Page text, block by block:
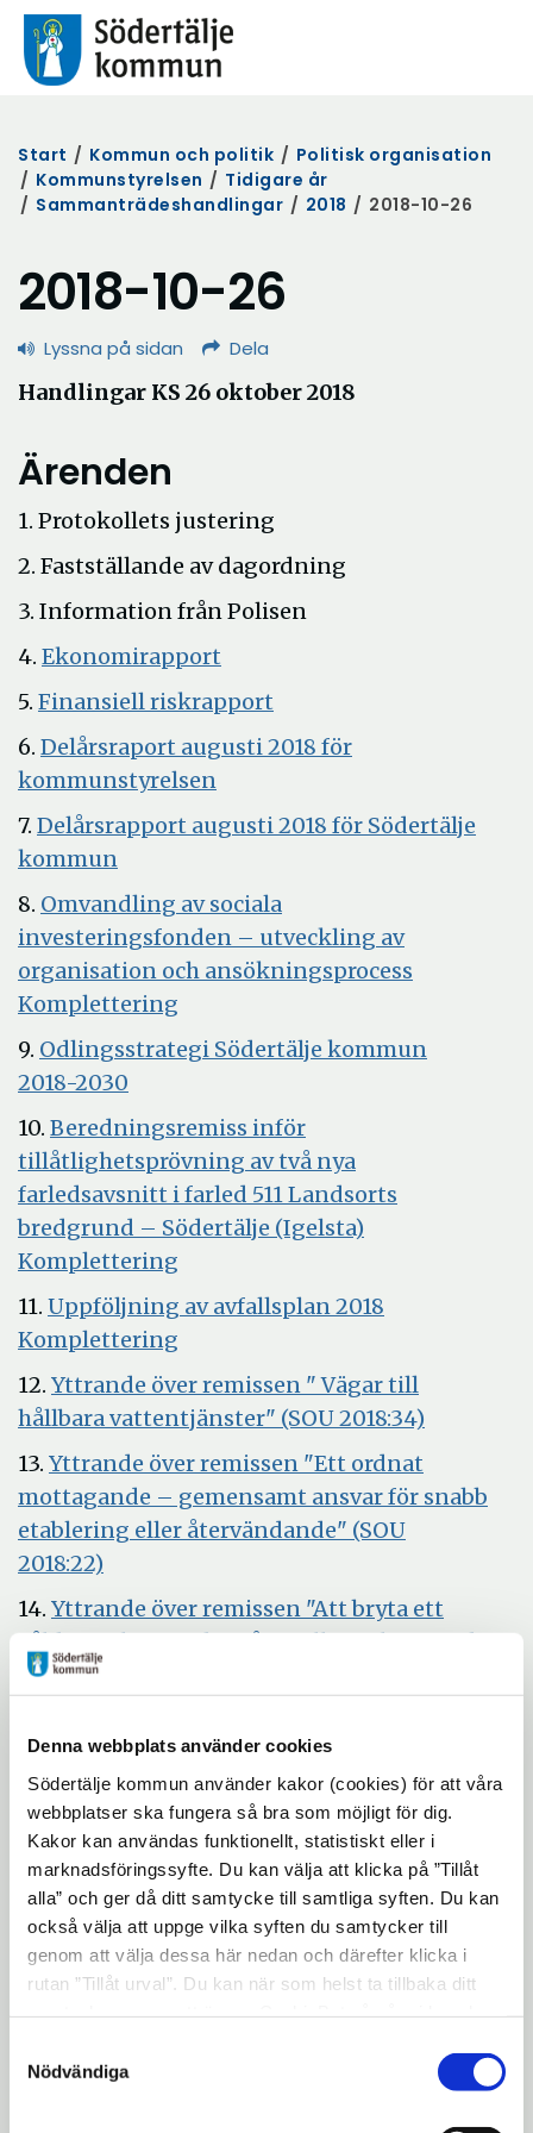
Denna webbplats använder cookies
Södertälje kommun använder kakor (cookies) för att våra
webbplatser ska fungera så bra som möjligt för dig.
Kakor kan användas funktionellt, statistiskt eller i
marknadsföringssyfte. Du kan välja att klicka på ”Tillåt
alla” och ger då ditt samtycke till samtliga syften. Du kan
också välja att uppge vilka syften du samtycker till
genom att välja dessa här nedan och därefter klicka i
rutan ”Tillåt urval”. Du kan när som helst ta tillbaka ditt
"Visa detaljer" kan du läsa om hur kakorna används och
hur vi och våra leverantörer inhämtar och behandlar
Nödvändiga
Start / Kommun och politik / Politisk organisation
/ Kommunstyrelsen / Tidigare år
/ Sammanträdeshandlingar / 2018 / 2018-10-26
2018-10-26
Lyssna på sidan Dela
Handlingar KS 26 oktober 2018
Ärenden
1. Protokollets justering
2. Fastställande av dagordning
3. Information från Polisen
4. Ekonomirapport
nytt
fönster
5. Finansiell riskrapport
i
6. Delårsraport augusti 2018 för
kommunstyrelsen
nytt
7. Delårsrapport augusti 2018 för Södertälje
kommun
nytt
fönster
8. Omvandling av sociala
investeringsfonden – utveckling av
organisation och ansökningsprocess
Komplettering
nytt
9. Odlingsstrategi Södertälje kommun
2018-2030
i
nytt
fönster
10. Beredningsremiss inför
tillåtlighetsprövning av två nya
farledsavsnitt i farled 511 Landsorts
bredgrund – Södertälje (Igelsta)
Komplettering
nytt
11. Uppföljning av avfallsplan 2018
nytt
fönster
Komplettering
nytt
fönster
12. Yttrande över remissen " Vägar till
hållbara vattentjänster" (SOU 2018:34)
nytt
13. Yttrande över remissen "Ett ordnat
mottagande – gemensamt ansvar för snabb
etablering eller återvändande" (SOU
2018:22)
nytt
14. Yttrande över remissen "Att bryta ett
våldsamt beteende – återfallsförebyggande
insatser för män som utsätter närstående
i
nytt
fönster
KompletteringÖppna
i
nytt
fönster
15.Yttrande över remissen "En effektivare
kommunal räddningstjänst" (SOU 2018:54)
16.Ändring av förbundsordningen för
Södertörns brandförsvarsförbund med
anledning av ny kommunallagÖppna
i
nytt
17.Hållbar omsorg - slutrapportÖppna
i
18. Val av ledamot och ordförande i utskott